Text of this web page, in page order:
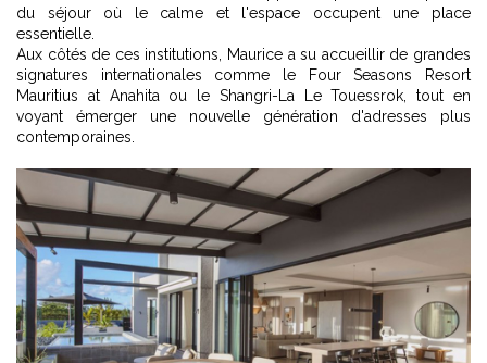
du séjour où le calme et l'espace occupent une place
essentielle.
Aux côtés de ces institutions, Maurice a su accueillir de grandes
signatures internationales comme le Four Seasons Resort
Mauritius at Anahita ou le Shangri-La Le Touessrok, tout en
voyant émerger une nouvelle génération d'adresses plus
contemporaines.